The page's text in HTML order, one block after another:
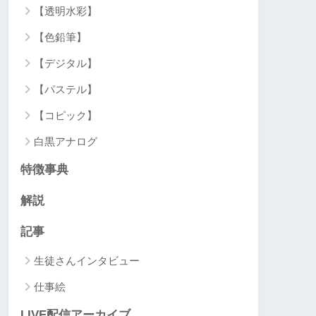
【透明水彩】
【色鉛筆】
【デジタル】
【パステル】
【コピック】
白黒アナログ
特徴事典
解説
記事
生徒さんインタビュー
仕事絵